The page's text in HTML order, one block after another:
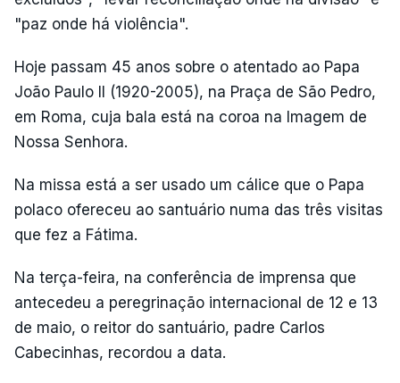
"paz onde há violência".
Hoje passam 45 anos sobre o atentado ao Papa
João Paulo II (1920-2005), na Praça de São Pedro,
em Roma, cuja bala está na coroa na Imagem de
Nossa Senhora.
Na missa está a ser usado um cálice que o Papa
polaco ofereceu ao santuário numa das três visitas
que fez a Fátima.
Na terça-feira, na conferência de imprensa que
antecedeu a peregrinação internacional de 12 e 13
de maio, o reitor do santuário, padre Carlos
Cabecinhas, recordou a data.